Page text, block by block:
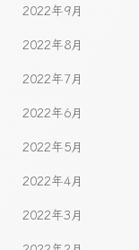
2022年9月
2022年8月
2022年7月
2022年6月
2022年5月
2022年4月
2022年3月